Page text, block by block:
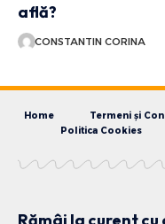
află?
CONSTANTIN CORINA
Home Termeni și
Politica Cookies
Rămâi la curent